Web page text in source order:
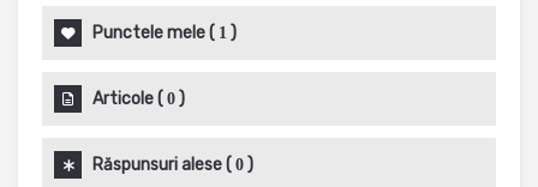
Punctele mele( 1 )
Articole( 0 )
Răspunsuri alese( 0 )